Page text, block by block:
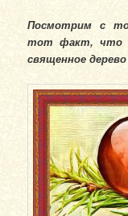
Посмотрим с
тот факт, что
священное